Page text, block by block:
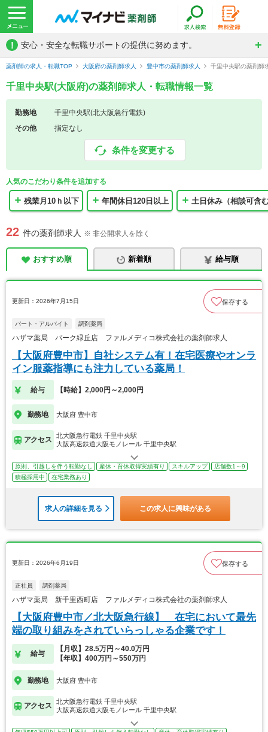
! 安心・安全な転職サポートの提供に努めます。
薬剤師の求人・転職TOP 大阪府の薬剤師求人 豊中市の薬剤師求人 千里中央駅の薬剤師
千里中央駅(大阪府)の薬剤師求人・転職情報一覧
勤務地
千里中央駅(北大阪急行電鉄)
その他
指定なし
条件を変更する
人気のこだわり条件を追加する
残業月10ｈ以下 年間休日120日以上 土日休み（相談可含
22 件の薬剤師求人 ※ 非公開求人を除く
おすすめ順 新着順 給与順
更新日：2026年7月15日 保存する
パート・アルバイト 調剤薬局
ハザマ薬局 パーク緑丘店 ファルメディコ株式会社の薬剤師求人
【大阪府豊中市】自社システム有！在宅医療やオンラ
イン服薬指導にも注力している薬局！
給与 【時給】2,000円～2,000円
勤務地 大阪府 豊中市
アクセス
北大阪急行電鉄 千里中央駅
大阪高速鉄道大阪モノレール 千里中央駅
原則、引越しを伴う転勤なし 産休・育休取得実績有り スキルアップ
店舗数1～9
積極採用中
在宅業務あり
求人の詳細を見る この求人に興味がある
更新日：2026年6月19日 保存する
正社員 調剤薬局
ハザマ薬局 新千里西町店 ファルメディコ株式会社の薬剤師求人
【大阪府豊中市／北大阪急行線】 在宅において最先
端の取り組みをされていらっしゃる企業です！
給与
【月収】28.5万円～40.0万円
【年収】400万円～550万円
勤務地 大阪府 豊中市
アクセス
北大阪急行電鉄 千里中央駅
大阪高速鉄道大阪モノレール 千里中央駅